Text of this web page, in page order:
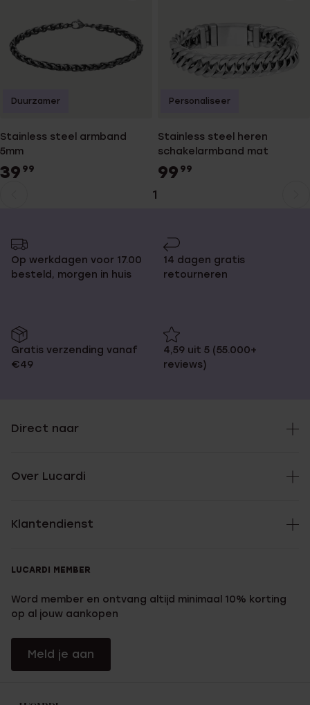
Stainless steel armband
5mm
39 99
Duurzamer
Stainless steel heren
schakelarmband mat
99 99
Personaliseer
1
Op werkdagen voor 17.00
besteld, morgen in huis
14 dagen gratis
retourneren
Gratis verzending vanaf
€49
4,59 uit 5 (55.000+
reviews)
Direct naar
Over Lucardi
Klantendienst
LUCARDI MEMBER
Word member en ontvang altijd minimaal 10% korting
op al jouw aankopen
Meld je aan